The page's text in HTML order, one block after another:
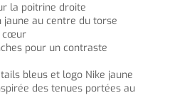
la poitrine droite
jaune au centre du torse
cœur
pour un contraste
bleus et logo Nike jaune
des tenues portées au